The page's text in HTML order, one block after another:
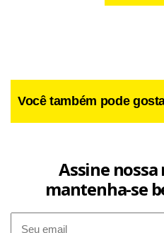
reclamação de Paulo Roberto
Você também pode
Assine
mantenha-se